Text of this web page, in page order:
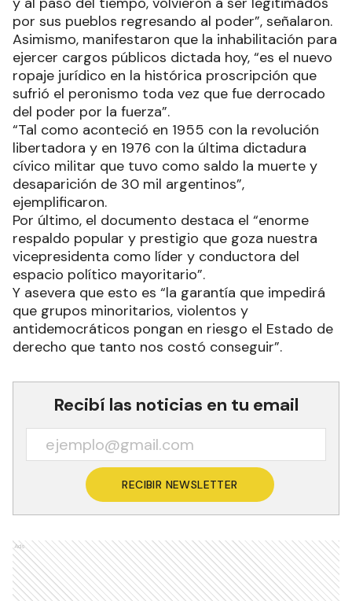
por sus pueblos regresando al poder”, señalaron.
Asimismo, manifestaron que la inhabilitación para
ejercer cargos públicos dictada hoy, “es el nuevo
ropaje jurídico en la histórica proscripción que
sufrió el peronismo toda vez que fue derrocado
del poder por la fuerza”.
“Tal como aconteció en 1955 con la revolución
libertadora y en 1976 con la última dictadura
cívico militar que tuvo como saldo la muerte y
desaparición de 30 mil argentinos”,
ejemplificaron.
Por último, el documento destaca el “enorme
respaldo popular y prestigio que goza nuestra
vicepresidenta como líder y conductora del
espacio político mayoritario”.
Y asevera que esto es “la garantía que impedirá
que grupos minoritarios, violentos y
antidemocráticos pongan en riesgo el Estado de
derecho que tanto nos costó conseguir”.
Recibí las noticias en tu email
RECIBIR NEWSLETTER
Ads